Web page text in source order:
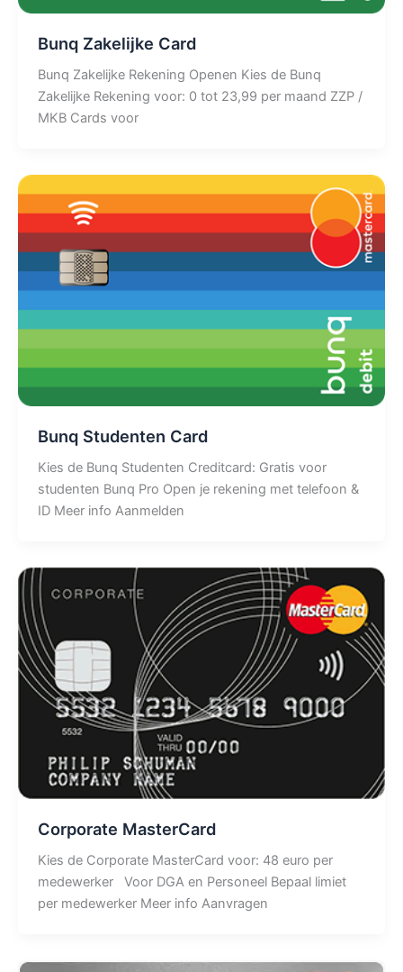
Bunq Zakelijke Card
Bunq Zakelijke Rekening Openen Kies de Bunq
Zakelijke Rekening voor: 0 tot 23,99 per maand ZZP /
MKB Cards voor
Bunq Studenten Card
Kies de Bunq Studenten Creditcard: Gratis voor
studenten Bunq Pro Open je rekening met telefoon &
ID Meer info Aanmelden
Corporate MasterCard
Kies de Corporate MasterCard voor: 48 euro per
medewerker Voor DGA en Personeel Bepaal limiet
per medewerker Meer info Aanvragen